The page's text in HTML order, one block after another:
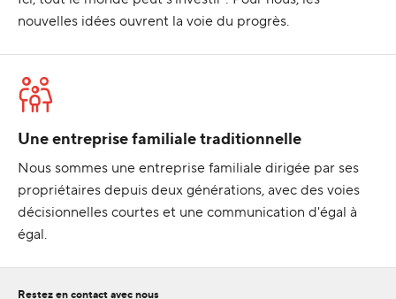
nouvelles idées ouvrent la voie du progrès.
Une entreprise familiale traditionnelle
Nous sommes une entreprise familiale dirigée par ses
propriétaires depuis deux générations, avec des voies
décisionnelles courtes et une communication d'égal à
égal.
Restez en contact avec nous